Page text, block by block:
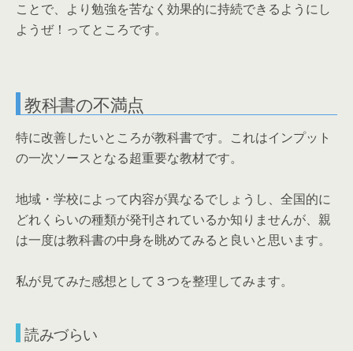
ことで、より勉強を苦なく効果的に持続できるようにし
ようぜ！ってところです。
教科書の不満点
特に改善したいところが教科書です。これはインプット
の一次ソースとなる超重要な教材です。
地域・学校によって内容が異なるでしょうし、全国的に
どれくらいの種類が発刊されているか知りませんが、親
は一度は教科書の中身を眺めてみると良いと思います。
私が見てみた感想として３つを整理してみます。
読みづらい